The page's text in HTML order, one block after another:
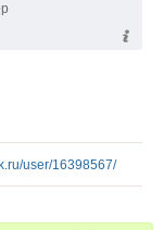
user/16398567/